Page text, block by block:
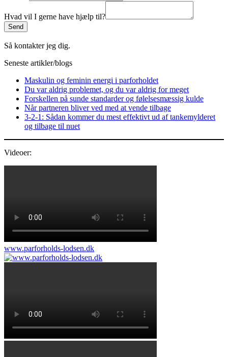
Hvad vil I gerne have hjælp til?
Send
Så kontakter jeg dig.
Seneste artikler/blogs
Maskulin og feminin energi i parforholdet
Du var aldrig problemet, og du var aldrig for meget
Forskellen på sunde standarder og følelsesmæssig kulde
Når partneren bliver ved med at vende tilbage
3‑2‑1: Sådan kommer du mest effektivt ud af tankemylderet
og tilbage til nuet
Videoer:
www.parforholds-lodsen.dk